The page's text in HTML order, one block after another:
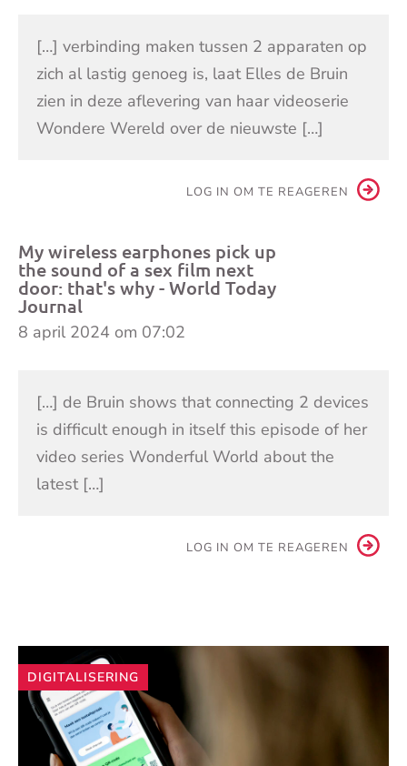
[…] verbinding maken tussen 2 apparaten op
zich al lastig genoeg is, laat Elles de Bruin
zien in deze aflevering van haar videoserie
Wondere Wereld over de nieuwste […]
LOG IN OM TE REAGEREN
My wireless earphones pick up
the sound of a sex film next
door: that's why - World Today
Journal
8 april 2024 om 07:02
[…] de Bruin shows that connecting 2 devices
is difficult enough in itself this episode of her
video series Wonderful World about the
latest […]
LOG IN OM TE REAGEREN
Andere
artikelen
DIGITALISERING